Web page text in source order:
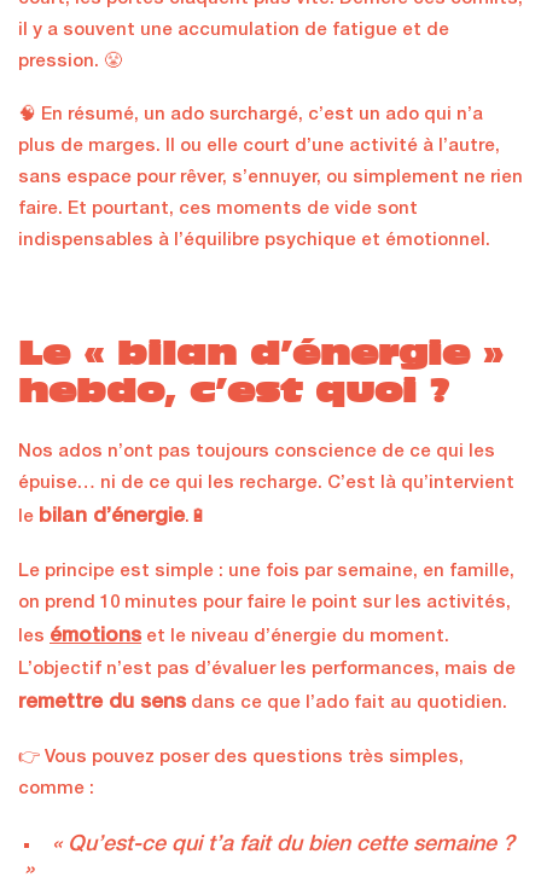
il y a souvent une accumulation de fatigue et de
pression. 😤
🧠 En résumé, un ado surchargé, c’est un ado qui n’a
plus de marges. Il ou elle court d’une activité à l’autre,
sans espace pour rêver, s’ennuyer, ou simplement ne rien
faire. Et pourtant, ces moments de vide sont
indispensables à l’équilibre psychique et émotionnel.
Le « bilan d’énergie »
hebdo, c’est quoi ?
Nos ados n’ont pas toujours conscience de ce qui les
épuise… ni de ce qui les recharge. C’est là qu’intervient
le bilan d’énergie.🔋
Le principe est simple : une fois par semaine, en famille,
on prend 10 minutes pour faire le point sur les activités,
les émotions et le niveau d’énergie du moment.
L’objectif n’est pas d’évaluer les performances, mais de
remettre du sens dans ce que l’ado fait au quotidien.
👉 Vous pouvez poser des questions très simples,
comme :
« Qu’est-ce qui t’a fait du bien cette semaine ?
»